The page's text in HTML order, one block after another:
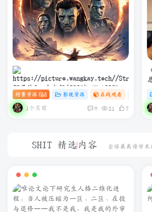
阿凡达3：火与烬(2025) 4K+1080P
中英双字 夸克&度盘&迅雷下载
付费资源 3 影视资源 在线观看
1个月前 0 81 7
SHIT 精选内容 全球最离谱学术